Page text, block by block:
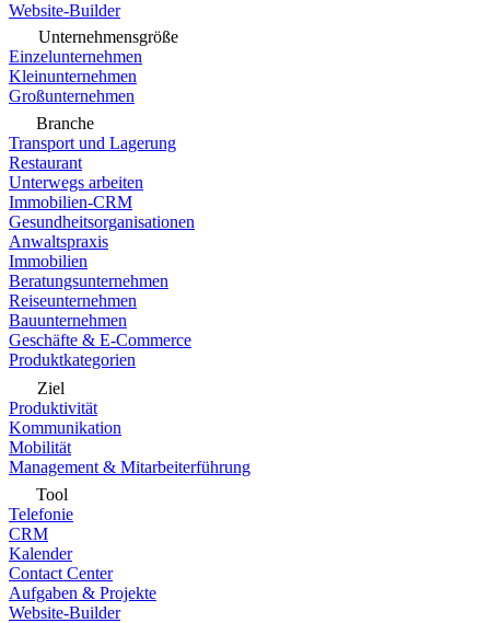
Website-Builder
Unternehmensgröße
Einzelunternehmen
Kleinunternehmen
Großunternehmen
Branche
Transport und Lagerung
Restaurant
Unterwegs arbeiten
Immobilien-CRM
Gesundheitsorganisationen
Anwaltspraxis
Immobilien
Beratungsunternehmen
Reiseunternehmen
Bauunternehmen
Geschäfte & E-Commerce
Produktkategorien
Ziel
Produktivität
Kommunikation
Mobilität
Management & Mitarbeiterführung
Tool
Telefonie
CRM
Kalender
Contact Center
Aufgaben & Projekte
Website-Builder